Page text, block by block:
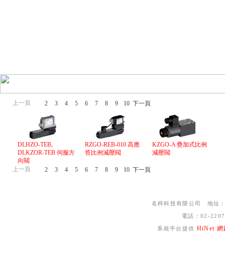
上一頁 2 3 4 5 6 7 8 9 10 下一頁
DLHZO-TEB,
DLKZOR-TEB 伺服方
向閥
RZGO-REB-010 高應
答比例減壓閥
KZGO-A 疊加式比例
減壓閥
上一頁 2 3 4 5 6 7 8 9 10 下一頁
名梓科技有限公司 地址
電話：02-
系統平台提供 HiNet 網